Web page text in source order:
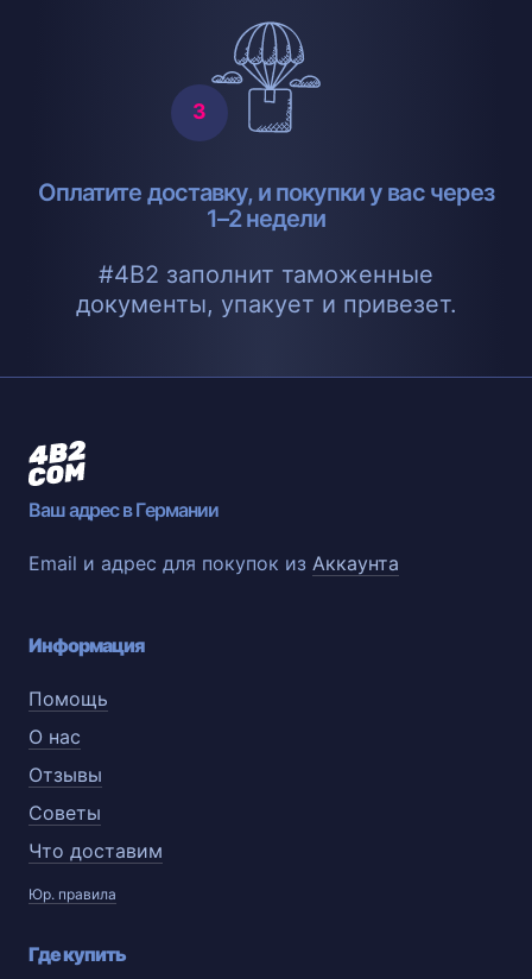
Оплатите доставку, и покупки у вас через
1–2 недели
#4B2 заполнит таможенные
документы, упакует и привезет.
Ваш адрес в Германии
Email и адрес для покупок из Аккаунта
Информация
Помощь
О нас
Отзывы
Советы
Что доставим
Юр. правила
Где купить